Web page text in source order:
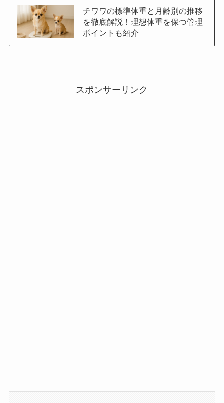
チワワの標準体重と月齢別の推移
を徹底解説！理想体重を保つ管理
ポイントも紹介
スポンサーリンク